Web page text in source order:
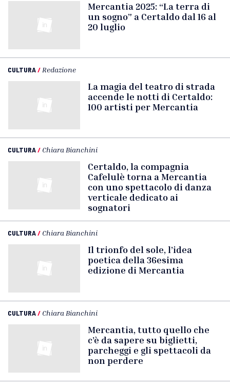
Mercantia 2025: “La terra di
un sogno” a Certaldo dal 16 al
20 luglio
CULTURA/ Redazione
La magia del teatro di strada
accende le notti di Certaldo:
100 artisti per Mercantia
CULTURA/ Chiara Bianchini
Certaldo, la compagnia
Cafelulè torna a Mercantia
con uno spettacolo di danza
verticale dedicato ai
sognatori
CULTURA/ Chiara Bianchini
Il trionfo del sole, l’idea
poetica della 36esima
edizione di Mercantia
CULTURA/ Chiara Bianchini
Mercantia, tutto quello che
c’è da sapere su biglietti,
parcheggi e gli spettacoli da
non perdere